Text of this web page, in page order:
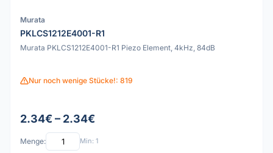
Murata
PKLCS1212E4001-R1
Murata PKLCS1212E4001-R1 Piezo Element, 4kHz, 84dB
Nur noch wenige Stücke!: 819
2.34€ – 2.34€
Menge: Min: 1